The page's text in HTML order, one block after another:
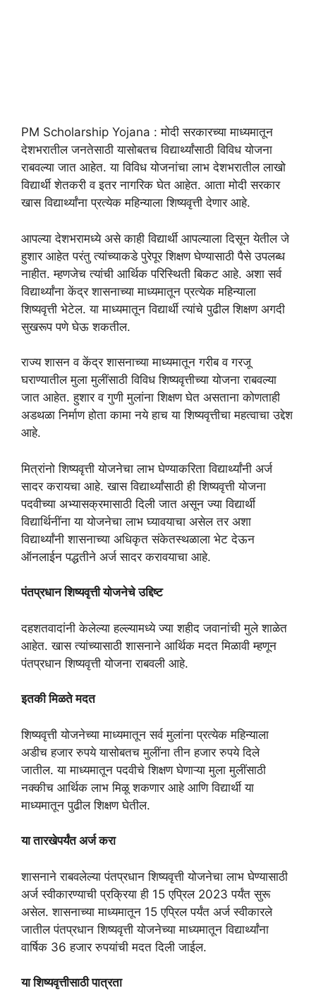
PM Scholarship Yojana : मोदी सरकारच्या माध्यमातून
देशभरातील जनतेसाठी यासोबतच विद्यार्थ्यांसाठी विविध योजना
राबवल्या जात आहेत. या विविध योजनांचा लाभ देशभरातील लाखो
विद्यार्थी शेतकरी व इतर नागरिक घेत आहेत. आता मोदी सरकार
खास विद्यार्थ्यांना प्रत्येक महिन्याला शिष्यवृत्ती देणार आहे.
आपल्या देशभरामध्ये असे काही विद्यार्थी आपल्याला दिसून येतील जे
हुशार आहेत परंतु त्यांच्याकडे पुरेपूर शिक्षण घेण्यासाठी पैसे उपलब्ध
नाहीत. म्हणजेच त्यांची आर्थिक परिस्थिती बिकट आहे. अशा सर्व
विद्यार्थ्यांना केंद्र शासनाच्या माध्यमातून प्रत्येक महिन्याला
शिष्यवृत्ती भेटेल. या माध्यमातून विद्यार्थी त्यांचे पुढील शिक्षण अगदी
सुखरूप पणे घेऊ शकतील.
राज्य शासन व केंद्र शासनाच्या माध्यमातून गरीब व गरजू
घराण्यातील मुला मुलींसाठी विविध शिष्यवृत्तीच्या योजना राबवल्या
जात आहेत. हुशार व गुणी मुलांना शिक्षण घेत असताना कोणताही
अडथळा निर्माण होता कामा नये हाच या शिष्यवृत्तीचा महत्वाचा उद्देश
आहे.
मित्रांनो शिष्यवृत्ती योजनेचा लाभ घेण्याकरिता विद्यार्थ्यांनी अर्ज
सादर करायचा आहे. खास विद्यार्थ्यांसाठी ही शिष्यवृत्ती योजना
पदवीच्या अभ्यासक्रमासाठी दिली जात असून ज्या विद्यार्थी
विद्यार्थिनींना या योजनेचा लाभ घ्यावयाचा असेल तर अशा
विद्यार्थ्यांनी शासनाच्या अधिकृत संकेतस्थळाला भेट देऊन
ऑनलाईन पद्धतीने अर्ज सादर करावयाचा आहे.
पंतप्रधान शिष्यवृत्ती योजनेचे उद्दिष्ट
दहशतवादांनी केलेल्या हल्ल्यामध्ये ज्या शहीद जवानांची मुले शाळेत
आहेत. खास त्यांच्यासाठी शासनाने आर्थिक मदत मिळावी म्हणून
पंतप्रधान शिष्यवृत्ती योजना राबवली आहे.
इतकी मिळते मदत
शिष्यवृत्ती योजनेच्या माध्यमातून सर्व मुलांना प्रत्येक महिन्याला
अडीच हजार रुपये यासोबतच मुलींना तीन हजार रुपये दिले
जातील. या माध्यमातून पदवीचे शिक्षण घेणाऱ्या मुला मुलींसाठी
नक्कीच आर्थिक लाभ मिळू शकणार आहे आणि विद्यार्थी या
माध्यमातून पुढील शिक्षण घेतील.
या तारखेपर्यंत अर्ज करा
शासनाने राबवलेल्या पंतप्रधान शिष्यवृत्ती योजनेचा लाभ घेण्यासाठी
अर्ज स्वीकारण्याची प्रक्रिया ही 15 एप्रिल 2023 पर्यंत सुरू
असेल. शासनाच्या माध्यमातून 15 एप्रिल पर्यंत अर्ज स्वीकारले
जातील पंतप्रधान शिष्यवृत्ती योजनेच्या माध्यमातून विद्यार्थ्यांना
वार्षिक 36 हजार रुपयांची मदत दिली जाईल.
या शिष्यवृत्तीसाठी पात्रता